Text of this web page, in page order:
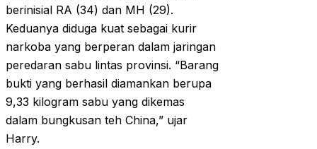
berinisial RA (34) dan MH (29).
Keduanya diduga kuat sebagai kurir
narkoba yang berperan dalam jaringan
peredaran sabu lintas provinsi. “Barang
bukti yang berhasil diamankan berupa
9,33 kilogram sabu yang dikemas
dalam bungkusan teh China,” ujar
Harry.